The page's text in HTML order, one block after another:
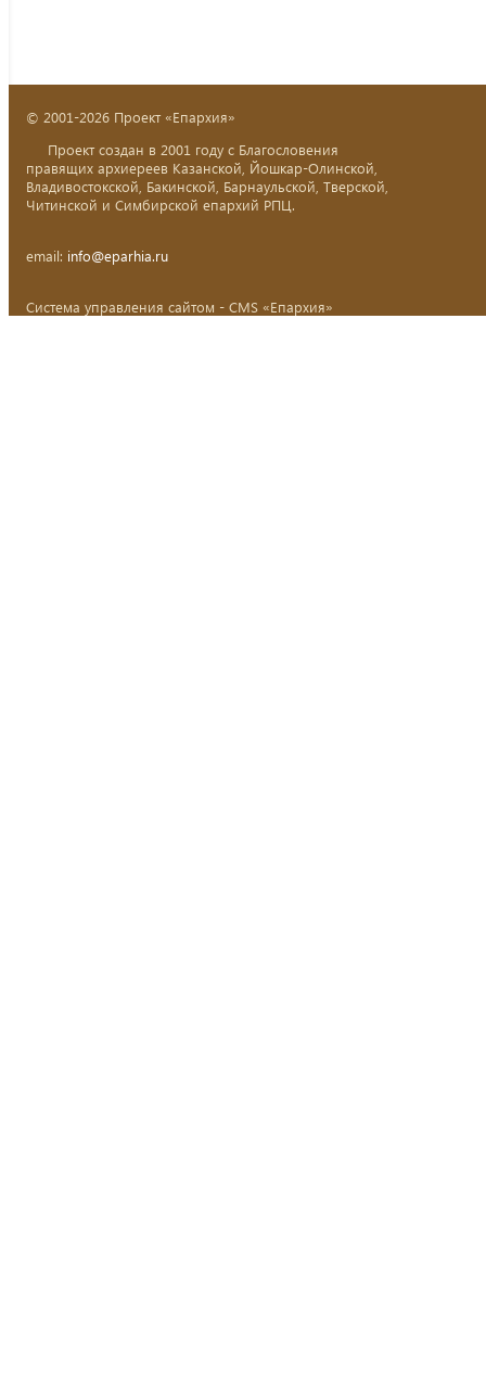
© 2001-2026 Проект «Епархия»
Проект создан в 2001 году с Благословения
правящих архиереев Казанской, Йошкар-Олинской,
Владивостокской, Бакинской, Барнаульской, Тверской,
Читинской и Симбирской епархий РПЦ.
email: info@eparhia.ru
Система управления сайтом - CMS «Епархия»